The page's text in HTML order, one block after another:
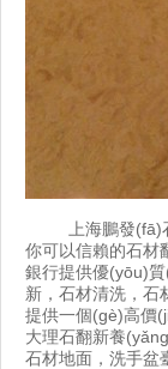
上海鵬發
你可以信賴的石材翻
銀行提供優(yōu)質
新，石材清洗，石材
提供一個(gè)高價
大理石翻新養
石材地面，洗手盆臺